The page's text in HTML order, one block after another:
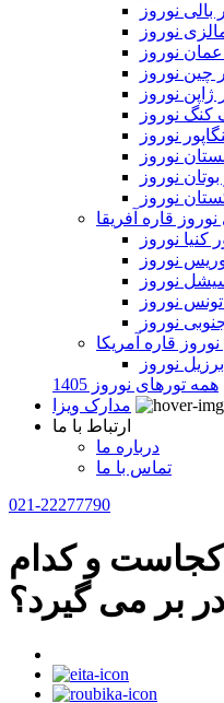
بالی نوروز
نوروز
نوروز
چین نوروز
ژاپن نوروز
کنگ نوروز
نوروز
نوروز
بوتان نوروز
نوروز
قاره آفریقا
کنیا نوروز
نوروز
نوروز
نوروز
نوروز
قاره آمریکا
نوروز
همه تورهای نوروز 1405
مدارک ویزا
ارتباط با ما
درباره ما
تماس با ما
021-22277790
کجاست و کدام
بر می گیرد؟